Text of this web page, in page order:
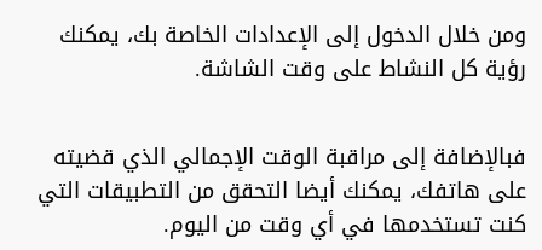
ومن خلال الدخول إلى الإعدادات الخاصة بك، يمكنك
رؤية كل النشاط على وقت الشاشة.
فبالإضافة إلى مراقبة الوقت الإجمالي الذي قضيته
على هاتفك، يمكنك أيضا التحقق من التطبيقات التي
كنت تستخدمها في أي وقت من اليوم.